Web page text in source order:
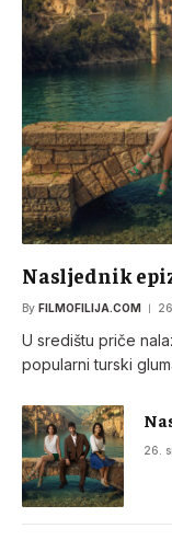
Nasljednik
By FILMOFILIJA.COM
U središtu priče
popularni turski
26.